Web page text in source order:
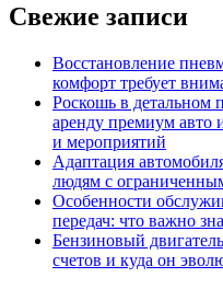
Свежие записи
Восстановление
комфорт требует
Роскошь в детальном
аренду премиум авто
и мероприятий
Адаптация
людям с
Особенности
передач: что важно
Бензиновый
счетов и куда он